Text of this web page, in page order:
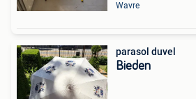
Wavre
parasol duvel
Bieden